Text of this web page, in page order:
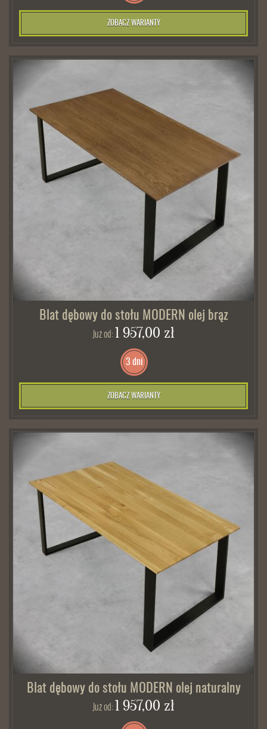
ZOBACZ WARIANTY
Blat dębowy do stołu MODERN olej brąz
Już od:1 957,00 zł
3 dni
ZOBACZ WARIANTY
Blat dębowy do stołu MODERN olej naturalny
Już od:1 957,00 zł